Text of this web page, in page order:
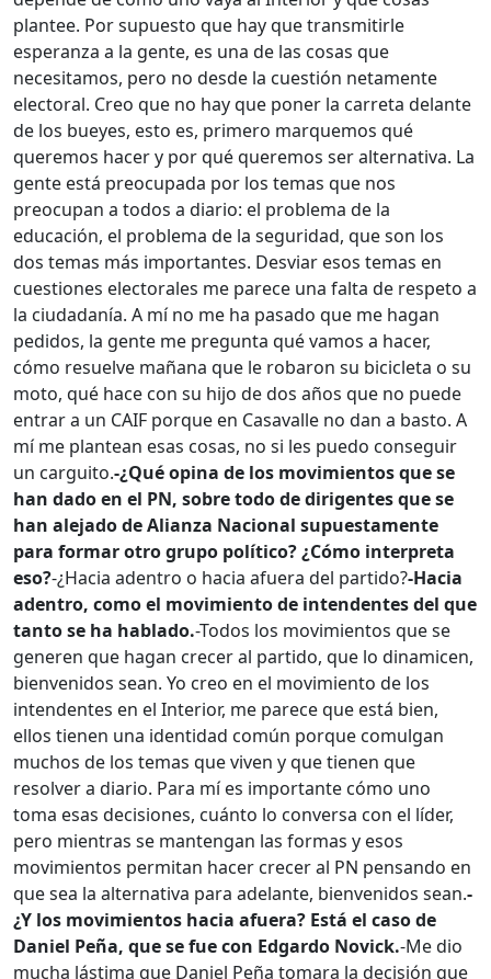
plantee. Por supuesto que hay que transmitirle
esperanza a la gente, es una de las cosas que
necesitamos, pero no desde la cuestión netamente
electoral. Creo que no hay que poner la carreta delante
de los bueyes, esto es, primero marquemos qué
queremos hacer y por qué queremos ser alternativa. La
gente está preocupada por los temas que nos
preocupan a todos a diario: el problema de la
educación, el problema de la seguridad, que son los
dos temas más importantes. Desviar esos temas en
cuestiones electorales me parece una falta de respeto a
la ciudadanía. A mí no me ha pasado que me hagan
pedidos, la gente me pregunta qué vamos a hacer,
cómo resuelve mañana que le robaron su bicicleta o su
moto, qué hace con su hijo de dos años que no puede
entrar a un CAIF porque en Casavalle no dan a basto. A
mí me plantean esas cosas, no si les puedo conseguir
un carguito.-¿Qué opina de los movimientos que se
han dado en el PN, sobre todo de dirigentes que se
han alejado de Alianza Nacional supuestamente
para formar otro grupo político? ¿Cómo interpreta
eso?-¿Hacia adentro o hacia afuera del partido?-Hacia
adentro, como el movimiento de intendentes del que
tanto se ha hablado.-Todos los movimientos que se
generen que hagan crecer al partido, que lo dinamicen,
bienvenidos sean. Yo creo en el movimiento de los
intendentes en el Interior, me parece que está bien,
ellos tienen una identidad común porque comulgan
muchos de los temas que viven y que tienen que
resolver a diario. Para mí es importante cómo uno
toma esas decisiones, cuánto lo conversa con el líder,
pero mientras se mantengan las formas y esos
movimientos permitan hacer crecer al PN pensando en
que sea la alternativa para adelante, bienvenidos sean.-
¿Y los movimientos hacia afuera? Está el caso de
Daniel Peña, que se fue con Edgardo Novick.-Me dio
mucha lástima que Daniel Peña tomara la decisión que